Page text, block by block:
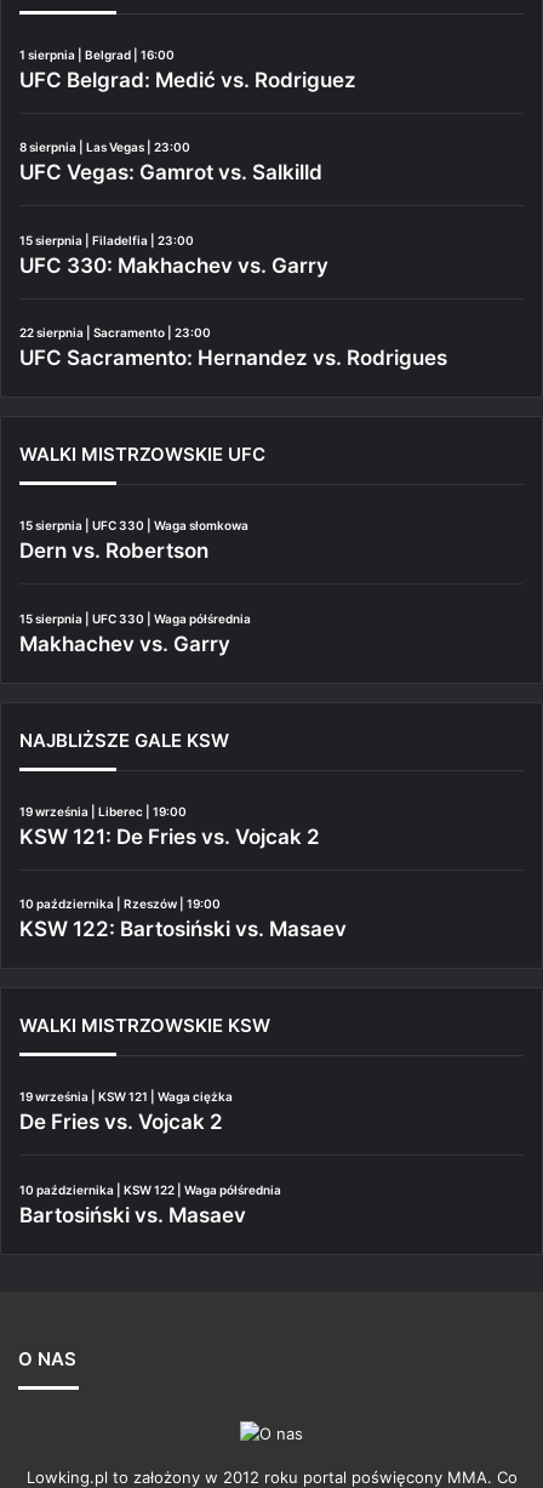
1 sierpnia | Belgrad | 16:00
UFC Belgrad: Medić vs. Rodriguez
8 sierpnia | Las Vegas | 23:00
UFC Vegas: Gamrot vs. Salkilld
15 sierpnia | Filadelfia | 23:00
UFC 330: Makhachev vs. Garry
22 sierpnia | Sacramento | 23:00
UFC Sacramento: Hernandez vs. Rodrigues
WALKI MISTRZOWSKIE UFC
15 sierpnia | UFC 330 | Waga słomkowa
Dern vs. Robertson
15 sierpnia | UFC 330 | Waga półśrednia
Makhachev vs. Garry
NAJBLIŻSZE GALE KSW
19 września | Liberec | 19:00
KSW 121: De Fries vs. Vojcak 2
10 października | Rzeszów | 19:00
KSW 122: Bartosiński vs. Masaev
WALKI MISTRZOWSKIE KSW
19 września | KSW 121 | Waga ciężka
De Fries vs. Vojcak 2
10 października | KSW 122 | Waga półśrednia
Bartosiński vs. Masaev
O NAS
Lowking.pl to założony w 2012 roku portal poświęcony MMA. Co